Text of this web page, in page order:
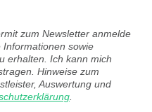
zum Newsletter anmelde
sowie
erhalten. Ich kann mich
Hinweise zum
Auswertung und